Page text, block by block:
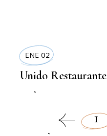
,
,
ENE 02
Unido Restaurante
1